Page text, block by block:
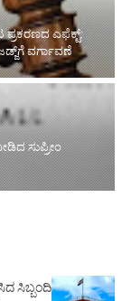
ಪ್ರಕರಣದ ಎಫೆಕ್ಟ್‌:
ವರ್ಗಾವಣೆ
ಸುಪ್ರೀಂ
ಸಿಬ್ಬಂದಿ